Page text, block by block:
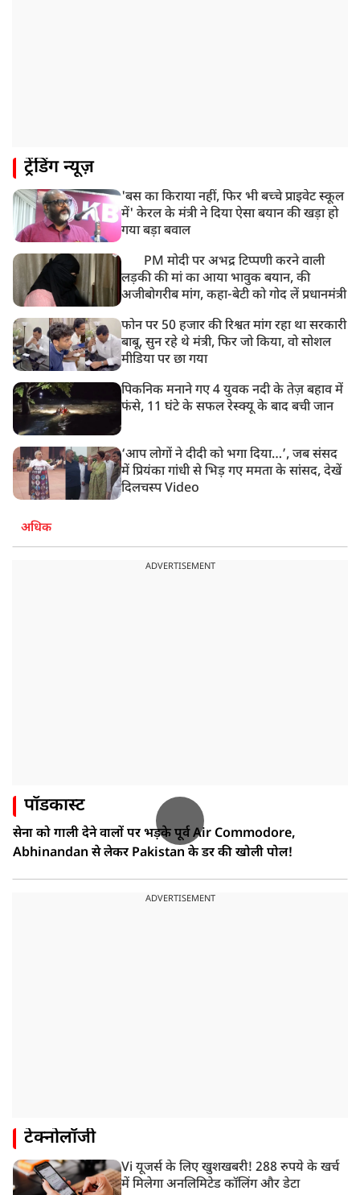
ट्रेंडिंग न्यूज़
'बस का किराया नहीं, फिर भी बच्चे प्राइवेट स्कूल
में' केरल के मंत्री ने दिया ऐसा बयान की खड़ा हो
गया बड़ा बवाल
PM मोदी पर अभद्र टिप्पणी करने वाली
लड़की की मां का आया भावुक बयान, की
अजीबोगरीब मांग, कहा-बेटी को गोद लें प्रधानमंत्री
फोन पर 50 हजार की रिश्वत मांग रहा था सरकारी
बाबू, सुन रहे थे मंत्री, फिर जो किया, वो सोशल
मीडिया पर छा गया
पिकनिक मनाने गए 4 युवक नदी के तेज़ बहाव में
फंसे, 11 घंटे के सफल रेस्क्यू के बाद बची जान
‘आप लोगों ने दीदी को भगा दिया…’, जब संसद
में प्रियंका गांधी से भिड़ गए ममता के सांसद, देखें
दिलचस्प Video
अधिक
ADVERTISEMENT
पॉडकास्ट
सेना को गाली देने वालों पर भड़के पूर्व Air Commodore,
Abhinandan से लेकर Pakistan के डर की खोली पोल!
ADVERTISEMENT
टेक्नोलॉजी
Vi यूजर्स के लिए खुशखबरी! 288 रुपये के खर्च
में मिलेगा अनलिमिटेड कॉलिंग और डेटा